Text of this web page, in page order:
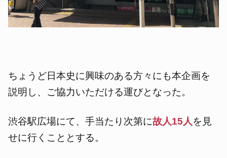
ちょうど日本史に興味のある方々にも本企画を
説明し、ご協力いただける運びとなった。
渋谷駅広場にて、手当たり次第に故人15人 を見
せに行くこととする。